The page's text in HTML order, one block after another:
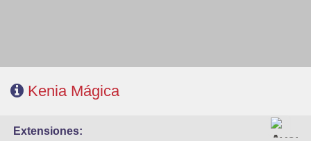
Kenia Mágica
extensiones: